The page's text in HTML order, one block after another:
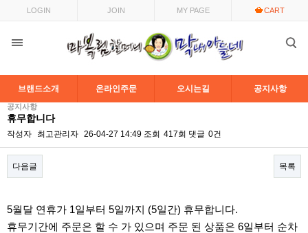
LOGIN JOIN MY PAGE CART
브랜드소개 온라인주문 오시는길 공지사항
공지사항
휴무합니다
작성자 최고관리자 26-04-27 14:49 조회 417회 댓글 0건
다음글 목록
5월달 연휴가 1일부터 5일까지 (5일간) 휴무합니다.
휴무기간에 주문은 할 수 가 있으며 주문 된 상품은 6일부터 순차